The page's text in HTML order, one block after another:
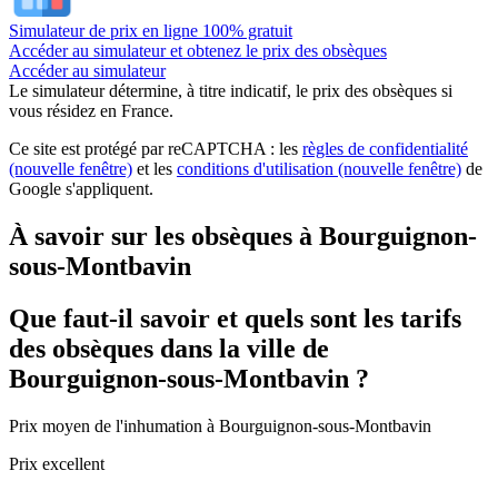
Simulateur de prix en ligne 100% gratuit
Accéder au simulateur et obtenez le prix des obsèques
Accéder au simulateur
Le simulateurdétermine, à titre indicatif, le prix des obsèques si
vous résidez en France.
Ce site est protégé par reCAPTCHA : les règles de confidentialité
(nouvelle fenêtre) et les conditions d'utilisation (nouvelle fenêtre) de
Google s'appliquent.
À savoir sur les obsèques à Bourguignon-
sous-Montbavin
Que faut-il savoir et quels sont les tarifs
des obsèques dans la ville de
Bourguignon-sous-Montbavin ?
Prix moyen de l'inhumation à Bourguignon-sous-Montbavin
Prix excellent